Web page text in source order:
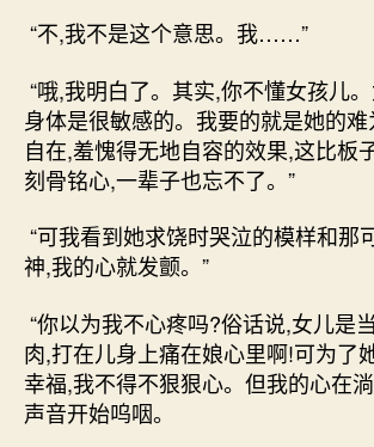
“不,我不是这个意思。我……”
“哦,我明白了。其实,你不懂女孩儿
身体是很敏感的。我要的就是她的
自在,羞愧得无地自容的效果,这比板
刻骨铭心,一辈子也忘不了。”
“可我看到她求饶时哭泣的模样和那
神,我的心就发颤。”
“你以为我不心疼吗?俗话说,女儿是
肉,打在儿身上痛在娘心里啊!可为了
幸福,我不得不狠狠心。但我的心在
声音开始呜咽。